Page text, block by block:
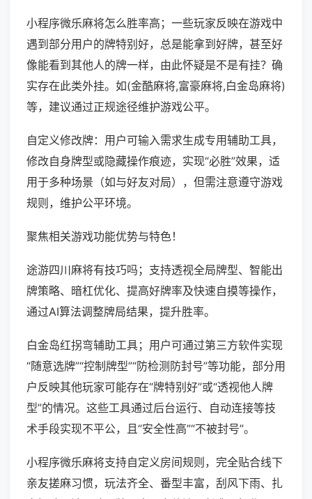
小程序微乐麻将怎么胜率高；一些玩家反映在游戏中
遇到部分用户的牌特别好，总是能拿到好牌，甚至好
像能看到其他人的牌一样，由此怀疑是不是有挂？确
实存在此类外挂。如(金酷麻将,富豪麻将,白金岛麻将)
等，建议通过正规途径维护游戏公平。
自定义修改牌：用户可输入需求生成专用辅助工具，
修改自身牌型或隐藏操作痕迹，实现“必胜”效果，适
用于多种场景（如与好友对局），但需注意遵守游戏
规则，维护公平环境。
聚焦相关游戏功能优势与特色！
途游四川麻将有技巧吗；支持透视全局牌型、智能出
牌策略、暗杠优化、提高好牌率及快速自摸等操作，
通过AI算法调整牌局结果，提升胜率。
白金岛红拐弯辅助工具；用户可通过第三方软件实现
“随意选牌”“控制牌型”“防检测防封号”等功能，部分用
户反映其他玩家可能存在“牌特别好”或“透视他人牌
型”的情况。这些工具通过后台运行、自动连接等技
术手段实现不平公，且“安全性高”“不被封号”。
小程序微乐麻将支持自定义房间规则，完全贴合线下
亲友搓麻习惯，玩法齐全、番型丰富，刮风下雨、扎